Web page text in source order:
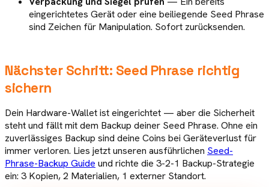
eingerichtetes Gerät oder eine beiliegende Seed Phrase
sind Zeichen für Manipulation. Sofort zurücksenden.
Nächster Schritt: Seed Phrase richtig
sichern
Dein Hardware-Wallet ist eingerichtet — aber die Sicherheit
steht und fällt mit dem Backup deiner Seed Phrase. Ohne ein
zuverlässiges Backup sind deine Coins bei Geräteverlust für
immer verloren. Lies jetzt unseren ausführlichen Seed-
Phrase-Backup Guide und richte die 3-2-1 Backup-Strategie
ein: 3 Kopien, 2 Materialien, 1 externer Standort.